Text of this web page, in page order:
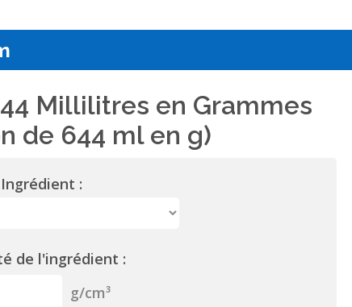
Millilitres en Grammes
de 644 ml en g)
Ingrédient :
de l'ingrédient :
g/cm³